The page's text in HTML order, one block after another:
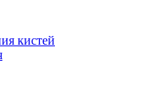
кистей